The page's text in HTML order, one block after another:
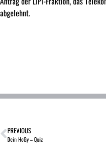
abgelehnt.
PREVIOUS
Dein HoGy – Quiz